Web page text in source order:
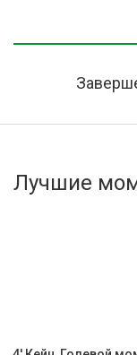
Активировать
Лучшие